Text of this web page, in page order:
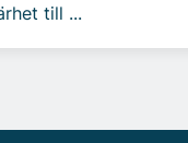
till ...